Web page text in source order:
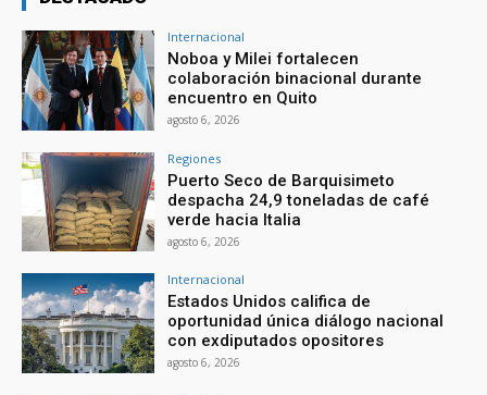
Internacional
Noboa y Milei fortalecen
colaboración binacional durante
encuentro en Quito
agosto 6, 2026
Regiones
Puerto Seco de Barquisimeto
despacha 24,9 toneladas de café
verde hacia Italia
agosto 6, 2026
Internacional
Estados Unidos califica de
oportunidad única diálogo nacional
con exdiputados opositores
agosto 6, 2026